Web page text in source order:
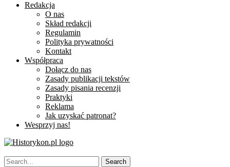
Redakcja
O nas
Skład redakcji
Regulamin
Polityka prywatności
Kontakt
Współpraca
Dołącz do nas
Zasady publikacji tekstów
Zasady pisania recenzji
Praktyki
Reklama
Jak uzyskać patronat?
Wesprzyj nas!